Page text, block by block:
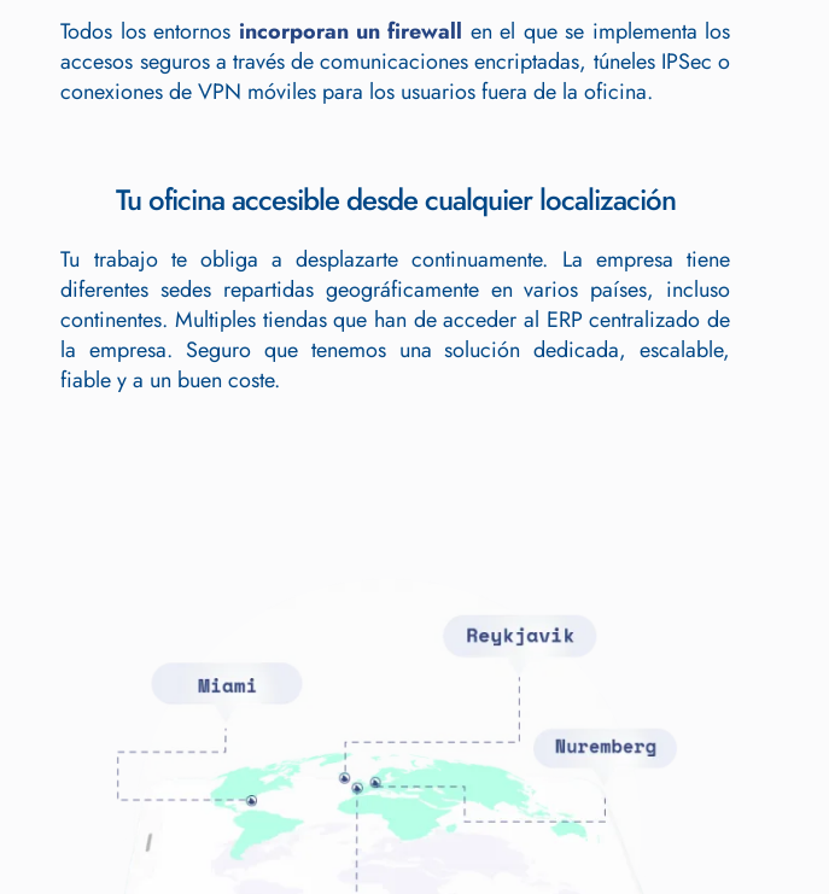
Todos los entornos incorporan un firewall en el que se implementa los
accesos seguros a través de comunicaciones encriptadas, túneles IPSec o
conexiones de VPN móviles para los usuarios fuera de la oficina.
Tu oficina accesible desde cualquier localización
Tu trabajo te obliga a desplazarte continuamente. La empresa tiene
diferentes sedes repartidas geográficamente en varios países, incluso
continentes. Multiples tiendas que han de acceder al ERP centralizado de
la empresa. Seguro que tenemos una solución dedicada, escalable,
fiable y a un buen coste.